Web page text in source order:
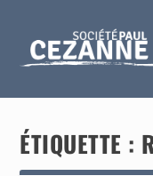
ÉTIQUETTE :